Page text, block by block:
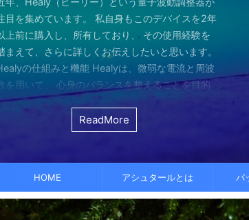
ーは、 私たちの心に特別な空間を作り出してく
ます。 雨は大地だけでなく、心も潤す 今日は何
なく、 降り続ける雨を眺めていました。 最初は
定していた釣りができなくなり、少し残念に思い
した。 でも、温かいコーヒーを入れ、 窓辺に座
って雨景色を眺めていると、不思議と心が落ち着い
てきたのです。 雨は自然界の浄化装置です。 土埃
を洗い流し、植物に命の水を与え、空気を清 ...
ReadMore
て、目をゴロゴロさせながら、くしゃみと戦う
々。 朝起きたときから、鼻水との格闘が始まり
す。 先日、電車の中で、目を真っ赤にして、テ
ッシュを使い果たした私。 周りの人たちも同じ
うな状態で、まるで「花粉症戦争」の真っ只中。
んな辛い朝、ふと考えました。 この花粉症との
戦いって、進学や就職前の気持ちに似ているな、
と。 先の見えない不安、どうしようもない状況、
ReadMore
目を集めています。 私自身もこのデバイスを2年
上前に購入し、所有しており、 その使用経験を
まえて、さらに詳しくお伝えしたいと思います。
の仕組みと機能 Healyは、微弱な電流と周波
を用いて、 心身のバランスを整えることを目的
したウェアラブルデバイスです。 専用のアプリ
と連携し、電極を介して身体に微弱な電流を流すこ
とで、 個人の必要とする周波数を分析・適用しま
ReadMore
かり見ていました。 特にトランプの発言やDSの
行、財務省解体、１０３万円の壁など・・・・。
にそれを見て何かが解決できるわけではないの
、 どんどんハマってしまいました。 なんだか、
分の心のモヤモヤを代弁してくれる感じがするの
しょうか？ つい次々と見てしまうのです。 そし
て、気づいたら めちゃくちゃ波動が下がっていま
した！（笑） どうして気づいたのかといえば ...
ReadMore
。お金もない。自由もない（笑） でもねぇ、 た
にそれでもいいわと思える時もあるんです。 そ
なことは問題じゃなくて、 今ここに生きている
とだけで幸せという時がある。 それは、どうい
ときかといえば 今ここにいる時 今に集中して、
今を楽しんでいるとき。 先日ワカサギ釣りに行き
ました。 氷に穴をあけて糸を垂らすやつ。 &nb ...
ReadMore
明けて、 いつの間にか過ぎ去っていく。 なんて
くと、新年から暗いかな（笑） まあ、それだけ
をとったということでしょう。 昨年末は結構忙
くてきつかったのですが、 年始は暇。 暇になる
思うことはありますよね。 自分は今ここを生き
ているのか？ 我々の現実は今ここだけなのです
が、 未来を見ちゃったり、過去を悔んだり &nbsp
ReadMore
は Healyはドイツで研究開発され、製造された最
の人工知能を利用した 健康をサポートする製品
す。 弱い電気パルスを使用して体をよりバラン
のとれた状態にする、 周波数応用のアイデアに
づいて設計された小型の電子デバイスです。 細
レベルで人体を調整し、健康的な生活をサポート
します。 そうなんです。 あんまり使っていませ
ん。 というのも しばらく意欲というか、やる気が
ReadMore
Pro(初代）とはおさらばです。 特に困ってい
わけでもなく、iPad自体はほとんど使っていなか
たので 変えなくても良かったのですが、 気分で
（笑） こういうの重要ですよね。 気分が乗った
らやるというノリ。 実際変えてみてUSBーC端
子はすごくいい。 Lightningの呪縛から解放される
のだけでも めちゃくちゃいい。 &n ...
ReadMore
イスです。 買う時も結構迷いました。 でもねぇ
っぱり限られた人生 波動を良くして豊かな人生
送りたいじゃないですか。 だから、多少の投資
仕方ないし 試してみないとわからないと購入し
した。 それでです。 一年ぐらいはほどほどに使
ていたのはいたのですが、 やはり実感がね。 良
くなっているという実感が乏しい。 これ、たぶん
宗教と同じで 一人でやっているからだと思う。 近
ReadMore
れも違法賭博か・・・ 違法かどうかは別として
博が原因で解雇とは・・・ とってもつらい。 自
は特に野球が好きとか 大谷さんが好きというな
けではないし、 水原さんに思い入れがあるわけ
もない。 でもねえ・・・ 今の水原さんの気持ち
考えるとなんかつらい。 というのも、多額の借
金を背負いながら 何とかしたいと日々思いながら
一生懸命仕事していたわけでしょ。 ...
ReadMore
HOME アシュタールとは バ